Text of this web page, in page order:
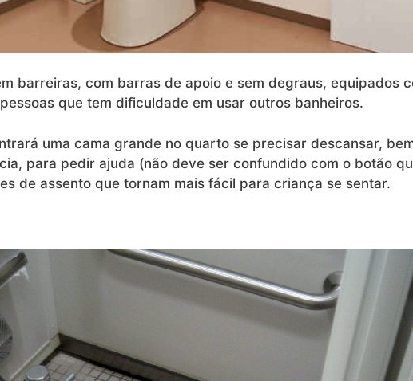
barreiras, com barras de apoio e sem degraus, equipados
que tem dificuldade em usar outros banheiros.
uma cama grande no quarto se precisar descansar,
para pedir ajuda (não deve ser confundido com o botão
de assento que tornam mais fácil para criança se sentar.